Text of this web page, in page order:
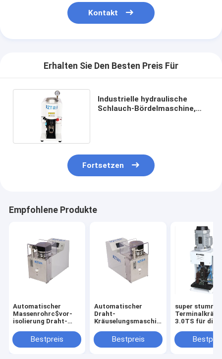
Kontakt
Erhalten Sie Den Besten Preis Für
Industrielle hydraulische
Schlauch-Bördelmaschine,
Fortsetzen
Empfohlene Produkte
Automatischer
Massenrohrc$vor-
isolierung Draht-
Kräuselungsmaschine
550 * 350 * 405MM
Bestpreis
Automatischer
Draht-
Kräuselungsmaschinen-
12MM Länge
Bestpreis
super stumme
3.0TS für die
Verarbeitung